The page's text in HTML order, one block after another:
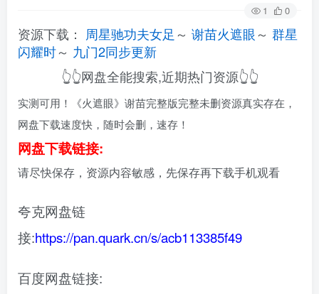
1 0
资源下载： 周星驰功夫女足 ～ 谢苗火遮眼～ 群星
闪耀时～ 九门2同步更新
👆👆网盘全能搜索,近期热门资源👆👆
实测可用！《火遮眼》谢苗完整版完整未删资源真实存在，
网盘下载速度快，随时会删，速存！
网盘下载链接:
请尽快保存，资源内容敏感，先保存再下载手机观看
夸克网盘链
接:https://pan.quark.cn/s/acb113385f49
百度网盘链接: